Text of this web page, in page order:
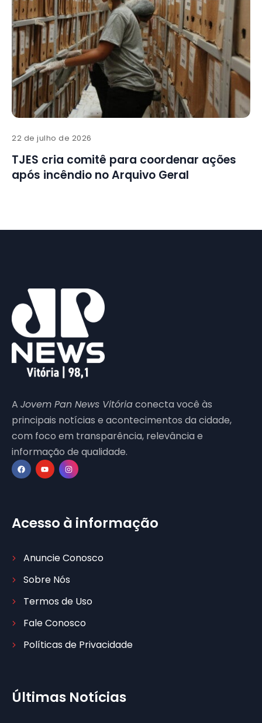
22 de julho de 2026
TJES cria comitê para coordenar ações
após incêndio no Arquivo Geral
A Jovem Pan News Vitóriaconecta você às
principais notícias e acontecimentos da cidade,
com foco em transparência, relevância e
informação de qualidade.
Acesso à informação
Anuncie Conosco
Sobre Nós
Termos de Uso
Fale Conosco
Políticas de Privacidade
Últimas Notícias